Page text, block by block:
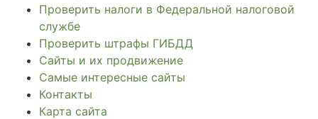
Проверить налоги в Федеральной налоговой
службе
Проверить штрафы ГИБДД
Сайты и их продвижение
Самые интересные сайты
Контакты
Карта сайта